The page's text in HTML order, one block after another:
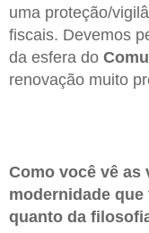
uma proteção/
fiscais. Devemos
da esfera do
renovação muito
Como você vê
modernidade
quanto da